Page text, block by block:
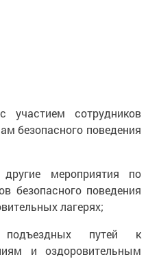
участием сотрудников
безопасного поведения
мероприятия по
безопасного поведения
лагерях;
путей к
и оздоровительным